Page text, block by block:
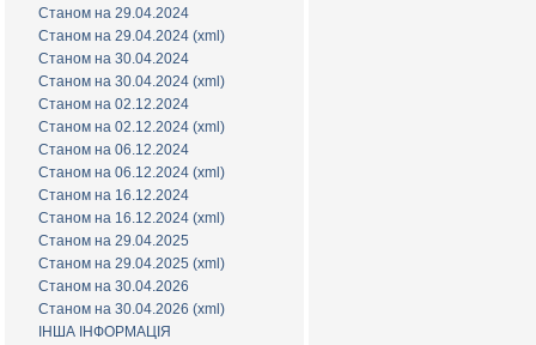
Станом на 29.04.2024
Станом на 29.04.2024 (xml)
Станом на 30.04.2024
Станом на 30.04.2024 (xml)
Станом на 02.12.2024
Станом на 02.12.2024 (xml)
Станом на 06.12.2024
Станом на 06.12.2024 (xml)
Станом на 16.12.2024
Станом на 16.12.2024 (xml)
Станом на 29.04.2025
Станом на 29.04.2025 (xml)
Станом на 30.04.2026
Станом на 30.04.2026 (xml)
ІНША ІНФОРМАЦІЯ